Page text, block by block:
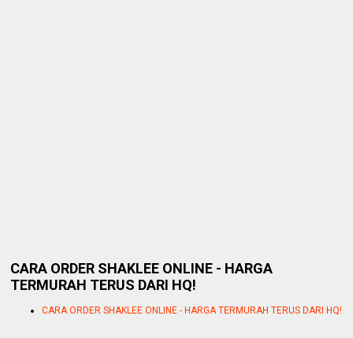
CARA ORDER SHAKLEE ONLINE - HARGA
TERMURAH TERUS DARI HQ!
CARA ORDER SHAKLEE ONLINE - HARGA TERMURAH TERUS DARI HQ!